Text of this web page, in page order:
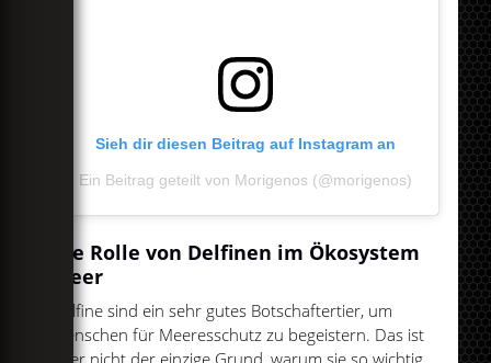
Sieh dir diesen Beitrag auf Instagram an
Ein Beitrag geteilt von Morigenos (@morigenos)
Die Rolle von Delfinen im Ökosystem
Meer
Delfine sind ein sehr gutes Botschaftertier, um
Menschen für Meeresschutz zu begeistern. Das ist
aber nicht der einzige Grund, warum sie so wichtig